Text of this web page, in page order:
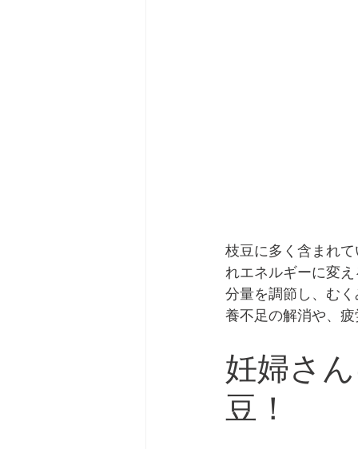
枝豆に多く含まれ
れエネルギーに変
分量を調節し、む
養不足の解消や、
妊婦さ
豆！